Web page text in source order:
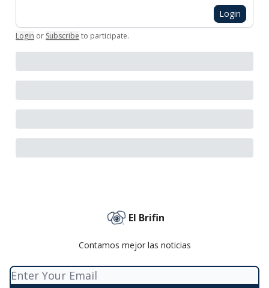
Login
Login or Subscribe to participate.
El Brifin
Contamos mejor las noticias